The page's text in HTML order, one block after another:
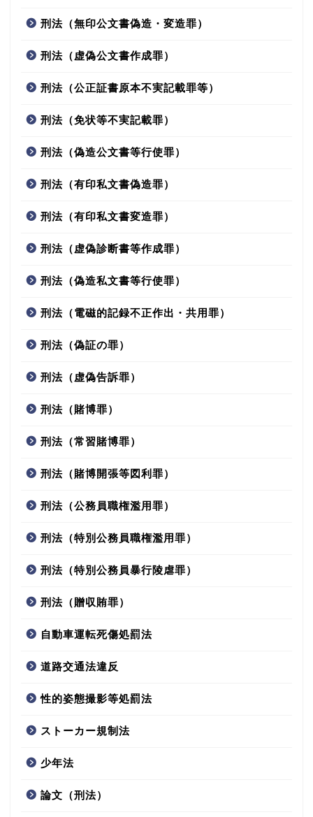
刑法（無印公文書偽造・変造罪）
刑法（虚偽公文書作成罪）
刑法（公正証書原本不実記載罪等）
刑法（免状等不実記載罪）
刑法（偽造公文書等行使罪）
刑法（有印私文書偽造罪）
刑法（有印私文書変造罪）
刑法（虚偽診断書等作成罪）
刑法（偽造私文書等行使罪）
刑法（電磁的記録不正作出・共用罪）
刑法（偽証の罪）
刑法（虚偽告訴罪）
刑法（賭博罪）
刑法（常習賭博罪）
刑法（賭博開張等図利罪）
刑法（公務員職権濫用罪）
刑法（特別公務員職権濫用罪）
刑法（特別公務員暴行陵虐罪）
刑法（贈収賄罪）
自動車運転死傷処罰法
道路交通法違反
性的姿態撮影等処罰法
ストーカー規制法
少年法
論文（刑法）